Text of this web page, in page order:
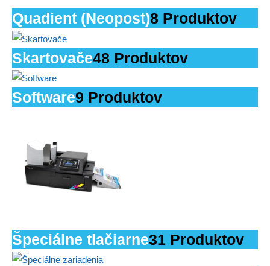
Quadient (Neopost)8 Produktov
Skartovače48 Produktov
Software9 Produktov
Špeciálne tlačiarne31 Produktov